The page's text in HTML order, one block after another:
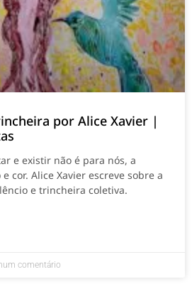
por Alice Xavier |
e existir não é para nós, a
cor. Alice Xavier escreve sobre a
e trincheira coletiva.
comentário